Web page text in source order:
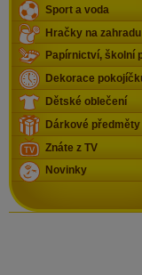
Sport a voda
Hračky na
Papírnictví, školní
Dekorace
Dětské oblečení
Dárkové předměty
Znáte z TV
Novinky